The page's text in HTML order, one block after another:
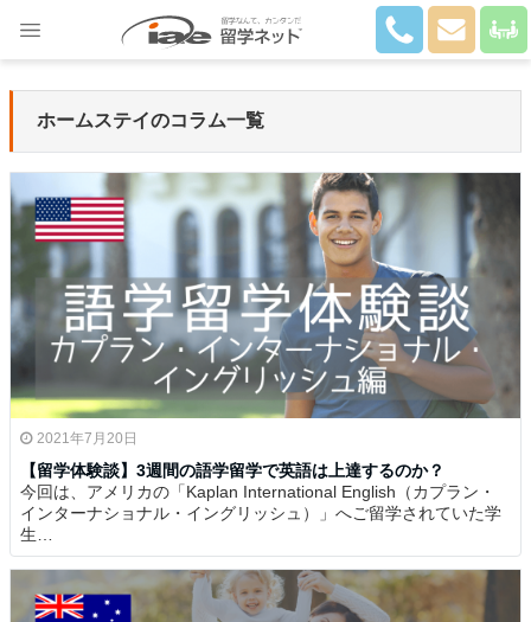
ホームステイのコラム一覧
2021年7月20日
【留学体験談】3週間の語学留学で英語は上達するのか？
今回は、アメリカの「Kaplan International English（カプラン・
インターナショナル・イングリッシュ）」へご留学されていた学
生…